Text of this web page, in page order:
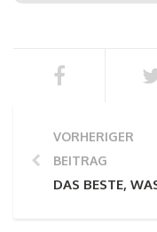
VORHERIGER
BEITRAG
DAS BESTE,